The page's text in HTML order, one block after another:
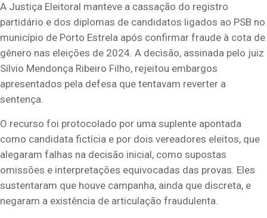
A Justiça Eleitoral manteve a cassação do registro
partidário e dos diplomas de candidatos ligados ao PSB no
município de Porto Estrela após confirmar fraude à cota de
gênero nas eleições de 2024. A decisão, assinada pelo juiz
Sílvio Mendonça Ribeiro Filho, rejeitou embargos
apresentados pela defesa que tentavam reverter a
sentença.
O recurso foi protocolado por uma suplente apontada
como candidata fictícia e por dois vereadores eleitos, que
alegaram falhas na decisão inicial, como supostas
omissões e interpretações equivocadas das provas. Eles
sustentaram que houve campanha, ainda que discreta, e
negaram a existência de articulação fraudulenta.